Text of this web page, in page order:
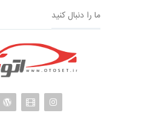
ما را دنبال کنید